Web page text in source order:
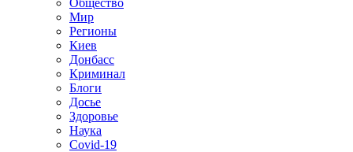
Общество
Мир
Регионы
Киев
Донбасс
Криминал
Блоги
Досье
Здоровье
Наука
Covid-19